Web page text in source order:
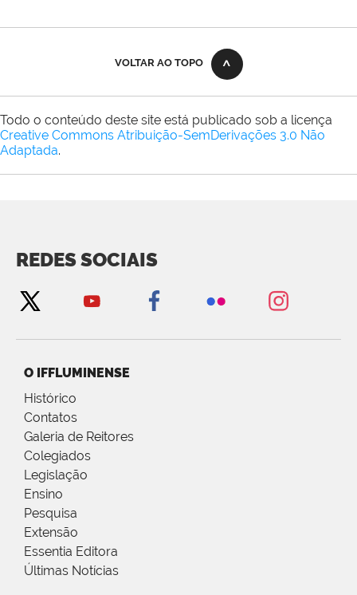
VOLTAR AO TOPO
Todo o conteúdo deste site está publicado sob a licença
Creative Commons Atribuição-SemDerivações 3.0 Não
Adaptada.
REDES SOCIAIS
O IFFLUMINENSE
Histórico
Contatos
Galeria de Reitores
Colegiados
Legislação
Ensino
Pesquisa
Extensão
Essentia Editora
Últimas Notícias